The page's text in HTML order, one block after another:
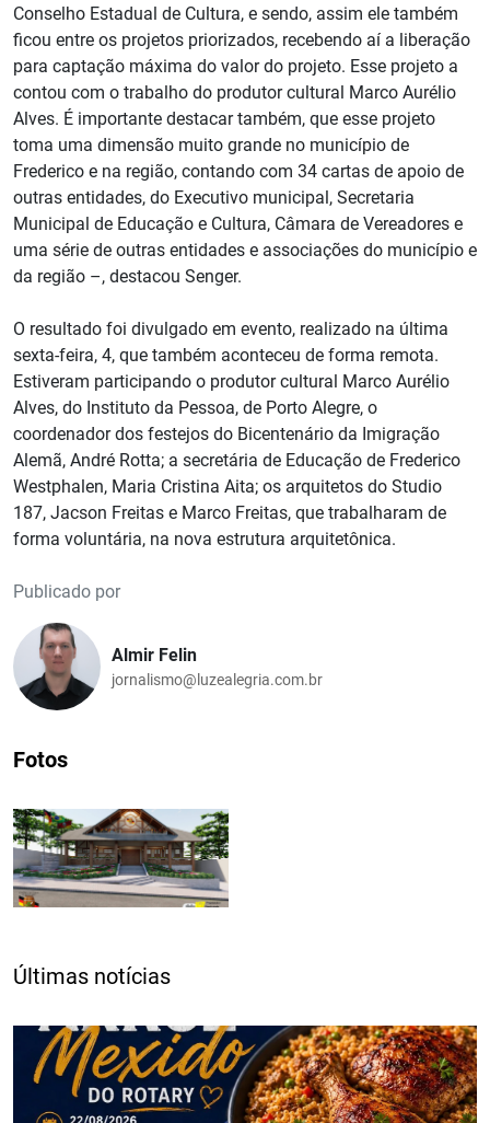
Conselho Estadual de Cultura, e sendo, assim ele também
ficou entre os projetos priorizados, recebendo aí a liberação
para captação máxima do valor do projeto. Esse projeto a
contou com o trabalho do produtor cultural Marco Aurélio
Alves. É importante destacar também, que esse projeto
toma uma dimensão muito grande no município de
Frederico e na região, contando com 34 cartas de apoio de
outras entidades, do Executivo municipal, Secretaria
Municipal de Educação e Cultura, Câmara de Vereadores e
uma série de outras entidades e associações do município e
da região –, destacou Senger.
O resultado foi divulgado em evento, realizado na última
sexta-feira, 4, que também aconteceu de forma remota.
Estiveram participando o produtor cultural Marco Aurélio
Alves, do Instituto da Pessoa, de Porto Alegre, o
coordenador dos festejos do Bicentenário da Imigração
Alemã, André Rotta; a secretária de Educação de Frederico
Westphalen, Maria Cristina Aita; os arquitetos do Studio
187, Jacson Freitas e Marco Freitas, que trabalharam de
forma voluntária, na nova estrutura arquitetônica.
Publicado por
Almir Felin
jornalismo@luzealegria.com.br
Fotos
Últimas notícias